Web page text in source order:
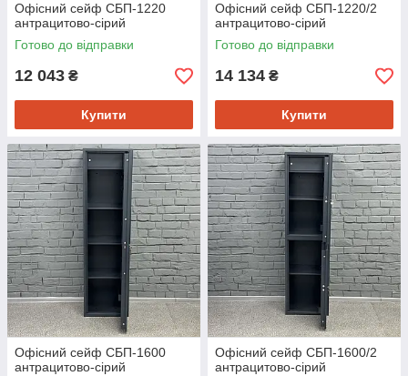
Офісний сейф CБП-1220
антрацитово-сірий
Готово до відправки
12 043 ₴
Купити
Офісний сейф CБП-1220/2
антрацитово-сірий
Готово до відправки
14 134 ₴
Купити
Офісний сейф CБП-1600
антрацитово-сірий
Офісний сейф CБП-1600/2
антрацитово-сірий